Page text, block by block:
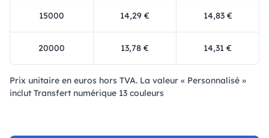
15000 14,29 € 14,83 €
20000 13,78 € 14,31 €
Prix ​​unitaire en euros hors TVA. La valeur « Personnalisé »
inclut Transfert numérique 13 couleurs